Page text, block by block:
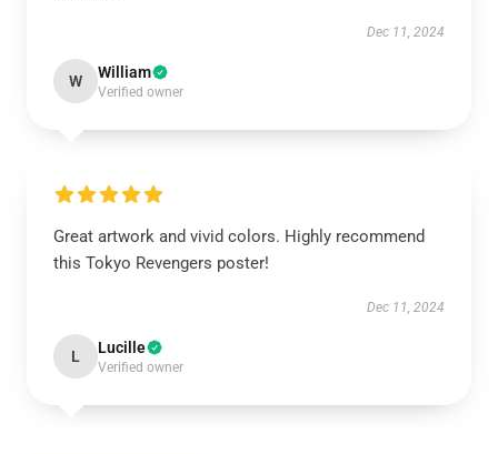
Dec 11, 2024
W William
Verified owner
Great artwork and vivid colors. Highly recommend
this Tokyo Revengers poster!
Dec 11, 2024
L Lucille
Verified owner